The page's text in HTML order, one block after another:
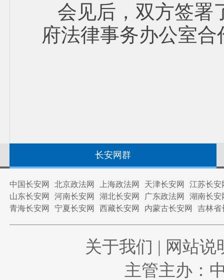
会见后，双方签署
府法律事务办公室
长安网群
中国长安网 北京政法网 上海政法网 天津长安网
江苏长安
山东长安网
河南长安网 湖北长安网 广东政法网
湖南长安
青海长安网
宁夏长安网 西藏长安网 内蒙古长安网 吉林省
关于我们 | 网站说
主管主办：